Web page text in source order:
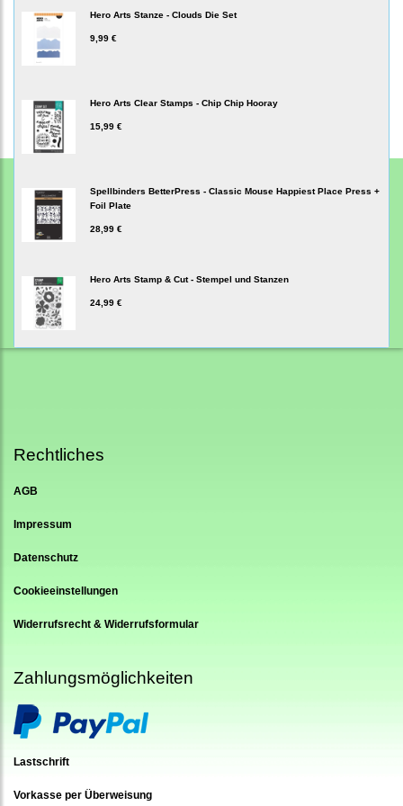
Hero Arts Stanze - Clouds Die Set
9,99 €
Hero Arts Clear Stamps - Chip Chip Hooray
15,99 €
Spellbinders BetterPress - Classic Mouse Happiest Place Press +
Foil Plate
28,99 €
Hero Arts Stamp & Cut - Stempel und Stanzen
24,99 €
Rechtliches
AGB
Impressum
Datenschutz
Cookieeinstellungen
Widerrufsrecht & Widerrufsformular
Zahlungsmöglichkeiten
Lastschrift
Vorkasse per Überweisung